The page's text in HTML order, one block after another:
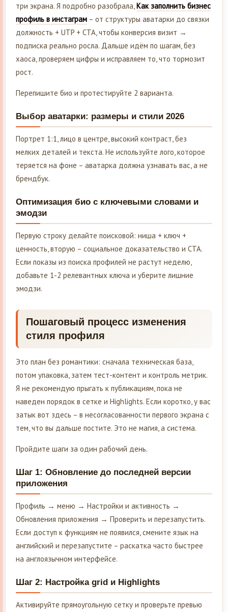
три экрана. Я подробно разобрала,Как заполнить бизнес
профиль в инстаграм – от структуры аватарки до связки
должность + UTP + CTA, чтобы конверсия визит →
подписка реально росла. Дальше идём по шагам, без
хаоса, проверяем цифры и исправляем то, что тормозит
рост.
Перепишите био и протестируйте 2 варианта.
Выбор аватарки: размеры и стили 2026
Портрет 1:1, лицо в центре, высокий контраст, без
мелких деталей и текста. Не используйте лого, которое
теряется на фоне – аватарка должна узнавать вас, а не
брендбук.
Оптимизация био с ключевыми словами и
эмодзи
Первую строку делайте поисковой: ниша + ключ +
ценность, вторую – социальное доказательство и CTA.
Если показы из поиска профилей не растут неделю,
добавьте 1-2 релевантных ключа и уберите лишние
эмодзи.
Пошаговый процесс изменения
стиля профиля
Это план без романтики: сначала техническая база,
потом упаковка, затем тест-контент и контроль метрик.
Я не рекомендую прыгать к публикациям, пока не
наведен порядок в сетке и Highlights. Если коротко, у вас
затык вот здесь – в несогласованности первого экрана с
тем, что вы дальше постите. Это не магия, а система.
Пройдите шаги за один рабочий день.
Шаг 1: Обновление до последней версии
приложения
Профиль → меню → Настройки и активность →
Обновления приложения → Проверить и перезапустить.
Если доступ к функциям не появился, смените язык на
английский и перезапустите – раскатка часто быстрее
на англоязычном интерфейсе.
Шаг 2: Настройка grid и Highlights
Активируйте прямоугольную сетку и проверьте превью